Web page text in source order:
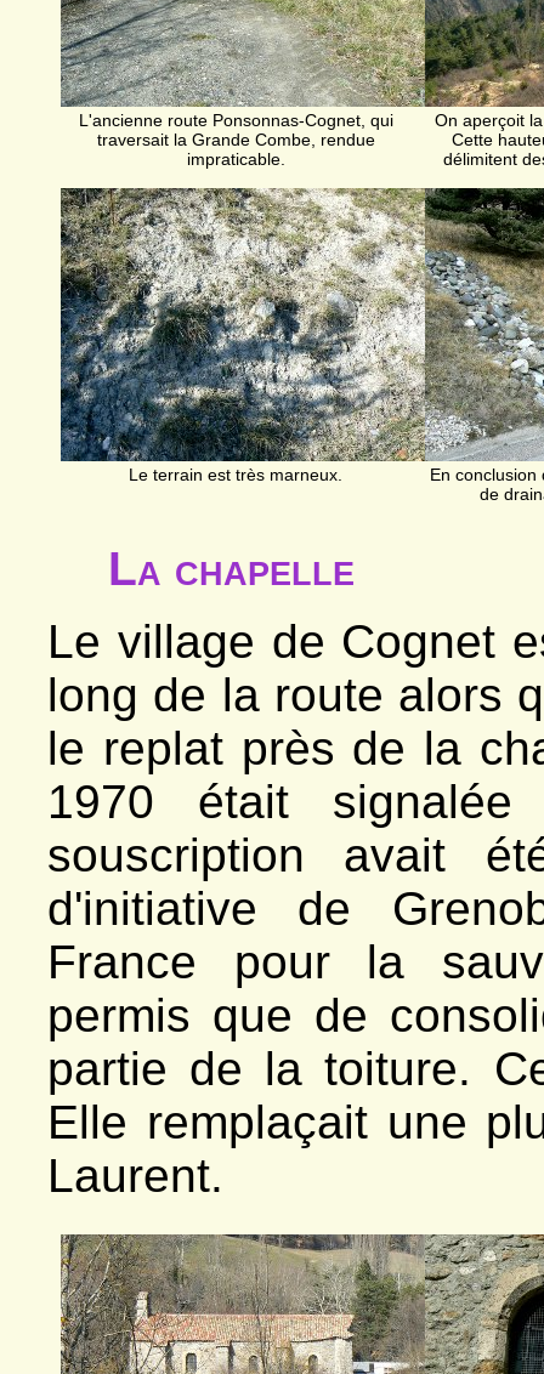
L'ancienne route Ponsonnas-Cognet, qui
traversait la Grande Combe, rendue
impraticable.
Le terrain est très marneux.
On aperçoit
Cette
délimitent
En
de
La chapelle
Le village de Cognet
long de la route alors
le replat près de la
1970 était
souscription avait
d'initiative de
France pour la
permis que de
partie de la toiture.
Elle remplaçait une
Laurent.